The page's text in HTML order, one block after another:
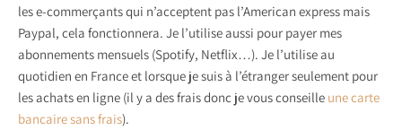
les e-commerçants qui n’acceptent pas l’American express mais
Paypal, cela fonctionnera. Je l’utilise aussi pour payer mes
abonnements mensuels (Spotify, Netflix…). Je l’utilise au
quotidien en France et lorsque je suis à l’étranger seulement pour
les achats en ligne (il y a des frais donc je vous conseille une carte
bancaire sans frais).